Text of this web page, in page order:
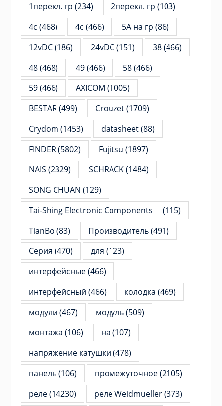
1перекл. гр (234) 2перекл. гр (103)
4c (468) 4с (466) 5А на гр (86)
12vDC(186) 24vDC(151) 38(466)
48(468) 49(466) 58(466)
59(466) AXICOM (1005)
BESTAR(499) Crouzet(1709)
Crydom (1453) datasheet(88)
FINDER(5802) Fujitsu (1897)
NAIS (2329) SCHRACK(1484)
SONG CHUAN (129)
Tai-Shing Electronic Components
(115)
TianBo (83) Производитель(491)
Серия (470) для (123)
интерфейсные(466)
интерфейсный (466) колодка (469)
модули (467) модуль(509)
монтажа (106) на (107)
напряжение катушки (478)
панель(106) промежуточное(2105)
реле(14230) реле Weidmueller(373)